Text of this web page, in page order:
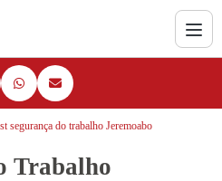
segurança do trabalho Jeremoabo
Trabalho